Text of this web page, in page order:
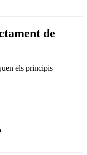
de
els principis